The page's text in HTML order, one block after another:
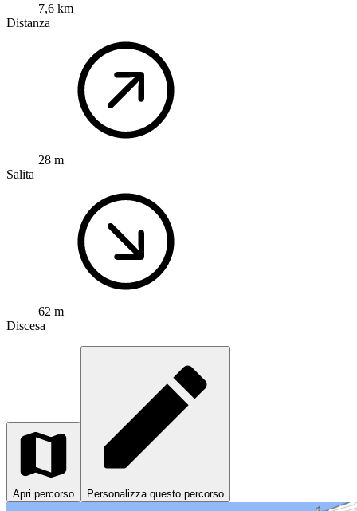
7,6 km
Distanza
28 m
Salita
62 m
Discesa
Apri percorso Personalizza questo percorso